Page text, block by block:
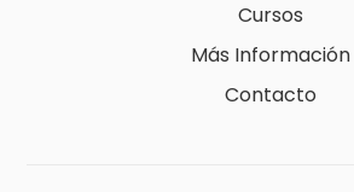
Cursos
Más Información
Contacto